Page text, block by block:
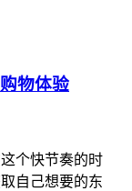
物体验
个快节奏的时
自己想要的东